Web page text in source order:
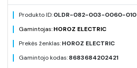
Produkto ID:0LDR-082-003-0060-010
Gamintojas:HOROZ ELECTRIC
Prekės ženklas:HOROZ ELECTRIC
Gamintojo kodas:8683684202421